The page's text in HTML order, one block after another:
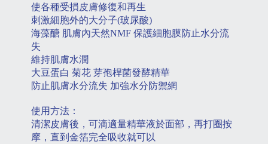
使各種受損皮膚修復和再生
刺激細胞外的大分子(玻尿酸)
海藻醣 肌膚內天然NMF 保護細胞膜防止水分流
失
維持肌膚水潤
大豆蛋白 菊花 芽孢桿菌發酵精華
防止肌膚水分流失 加強水分防禦網
使用方法：
清潔皮膚後，可滴適量精華液於面部，再打圈按
摩，直到金箔完全吸收就可以